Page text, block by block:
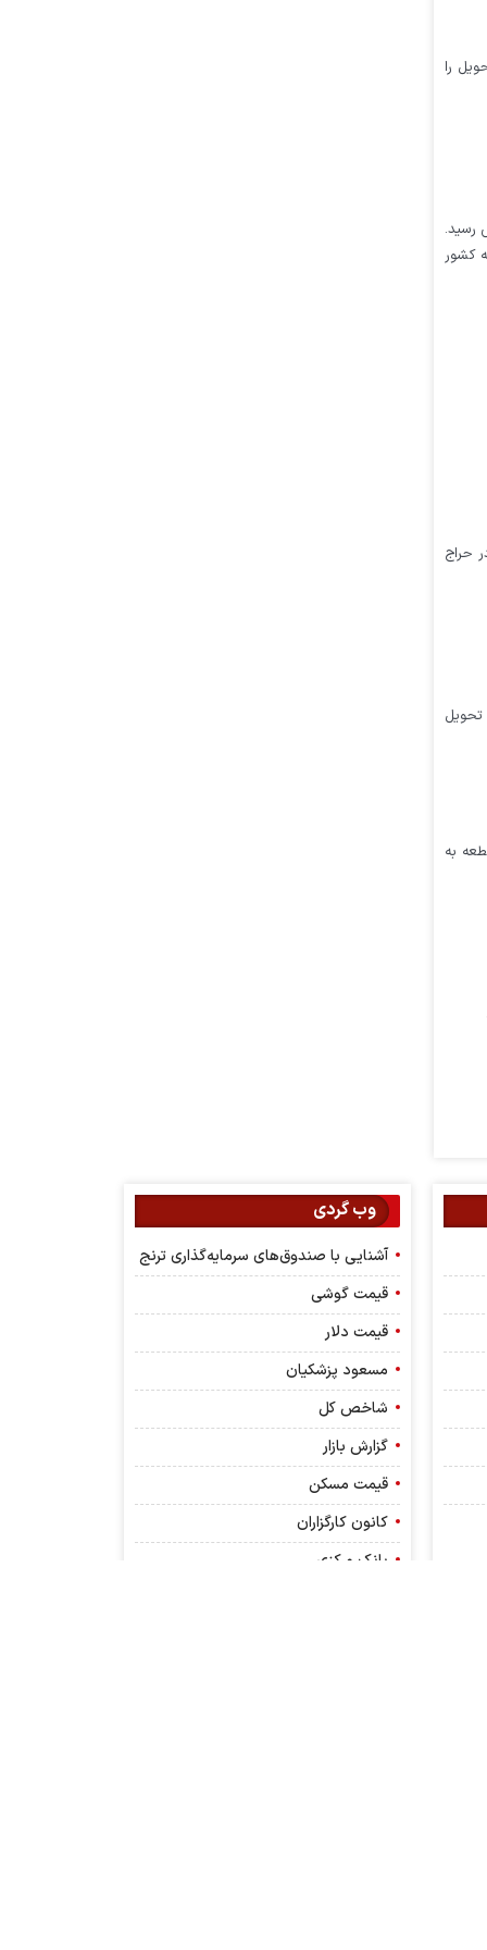
زمان تحویل را
طلا به فروش رسید.
صادرات به کشور
حراج
امروز ۲۷ بهمن ماه ۱۴۰۳ برگزار شد و از مجموع ۱۶ هزار و ۳۲۸ قطعه سکه ثبت سفارش شده، ۱۳ هزار و ۶۶ قطعه به
وب گردی
آشنایی با صندوق‌های سرمایه‌گذاری ترنج
قیمت گوشی
قیمت دلار
مسعود پزشکیان
شاخص کل
گزارش بازار
قیمت مسکن
کانون کارگزاران
بانک مرکزی